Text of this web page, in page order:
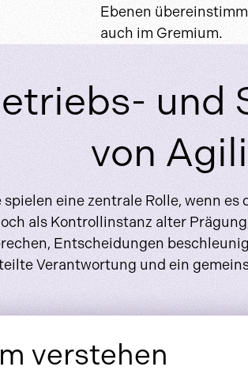
Ebenen
auch im Gremium.
und
von
eine zentrale Rolle, wenn
als Kontrollinstanz alter
Entscheidungen
Verantwortung und ein
verstehen